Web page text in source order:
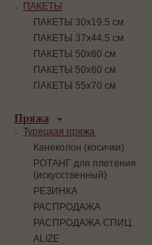
ПАКЕТЫ
ПАКЕТЫ 30х19.5 см
ПАКЕТЫ 37х44.5 см
ПАКЕТЫ 50х60 см
ПАКЕТЫ 50х60 см
ПАКЕТЫ 55х70 см
Пряжа
Турецкая пряжа
Канеколон (косички)
РОТАНГ для плетения
(искусственный)
PЕЗИНКА
РАСПРОДАЖА
РАСПРОДАЖА СПИЦ
ALIZE